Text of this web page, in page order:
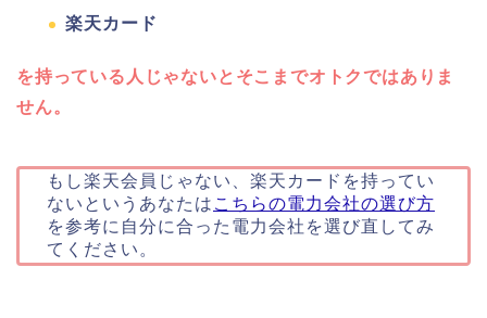
楽天カード
を持っている人じゃないとそこまでオトクではありま
せん。
もし楽天会員じゃない、楽天カードを持ってい
ないというあなたは こちらの電力会社の選び方
を参考に自分に合った電力会社を選び直してみ
てください。